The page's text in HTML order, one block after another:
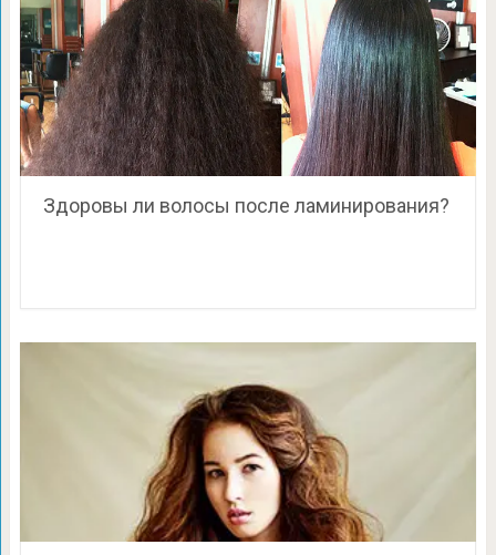
Здоровы ли волосы после ламинирования?